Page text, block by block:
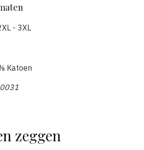
- 3XL
Katoen
zeggen